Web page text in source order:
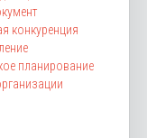
конкуренция
планирование